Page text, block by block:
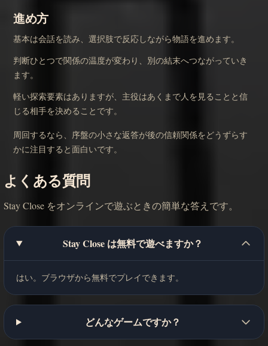
進め方
基本は会話を読み、選択肢で反応しながら物語を進めます。
判断ひとつで関係の温度が変わり、別の結末へつながっていき
ます。
軽い探索要素はありますが、主役はあくまで人を見ることと信
じる相手を決めることです。
周回するなら、序盤の小さな返答が後の信頼関係をどうずらす
かに注目すると面白いです。
よくある質問
Stay Close をオンラインで遊ぶときの簡単な答えです。
Stay Close は無料で遊べますか？
はい。ブラウザから無料でプレイできます。
どんなゲームですか？